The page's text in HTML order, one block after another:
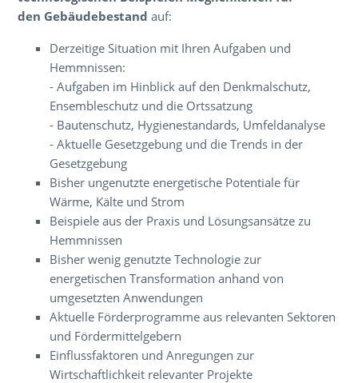
den Gebäudebestand auf:
Derzeitige Situation mit Ihren Aufgaben und
Hemmnissen:
- Aufgaben im Hinblick auf den Denkmalschutz,
Ensembleschutz und die Ortssatzung
- Bautenschutz, Hygienestandards, Umfeldanalyse
- Aktuelle Gesetzgebung und die Trends in der
Gesetzgebung
Bisher ungenutzte energetische Potentiale für
Wärme, Kälte und Strom
Beispiele aus der Praxis und Lösungsansätze zu
Hemmnissen
Bisher wenig genutzte Technologie zur
energetischen Transformation anhand von
umgesetzten Anwendungen
Aktuelle Förderprogramme aus relevanten Sektoren
und Fördermittelgebern
Einflussfaktoren und Anregungen zur
Wirtschaftlichkeit relevanter Projekte